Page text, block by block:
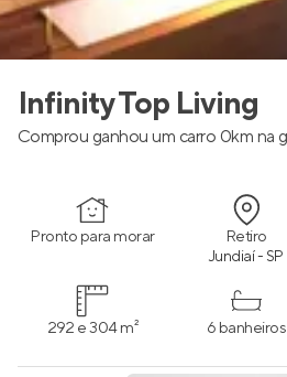
Infinity Top Living
Comprou ganhou um carro 0km na
Pronto para morar Retiro
Jundiaí - SP
292 e 304 m² 6 banheiros